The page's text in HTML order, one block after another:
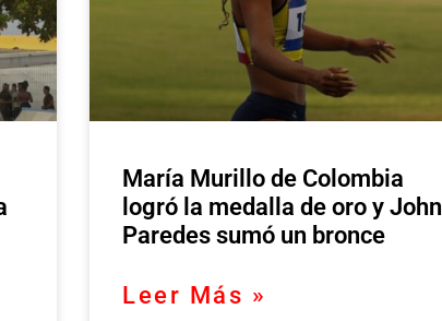
María Murillo de Colombia
logró la medalla de oro y John
Paredes sumó un bronce
Leer Más »